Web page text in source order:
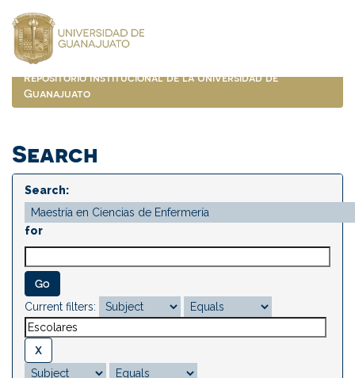
navigation
Repositorio Institucional de la Universidad de
Guanajuato
Search
Search:
for
Current filters: